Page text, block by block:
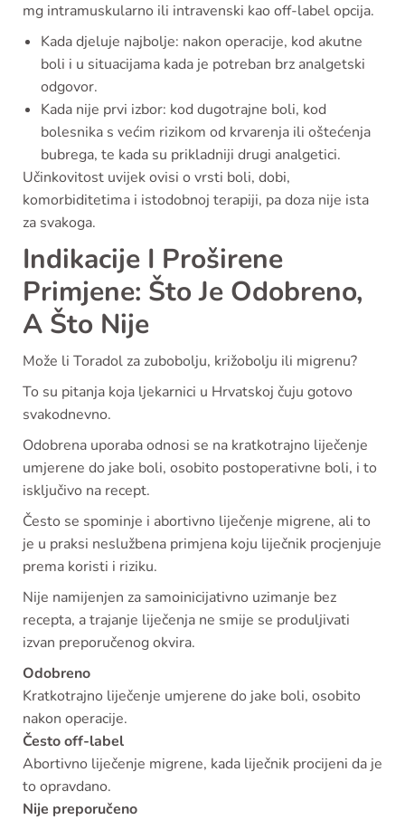
mg intramuskularno ili intravenski kao off-label opcija.
Kada djeluje najbolje: nakon operacije, kod akutne
boli i u situacijama kada je potreban brz analgetski
odgovor.
Kada nije prvi izbor: kod dugotrajne boli, kod
bolesnika s većim rizikom od krvarenja ili oštećenja
bubrega, te kada su prikladniji drugi analgetici.
Učinkovitost uvijek ovisi o vrsti boli, dobi,
komorbiditetima i istodobnoj terapiji, pa doza nije ista
za svakoga.
Indikacije I Proširene
Primjene: Što Je Odobreno,
A Što Nije
Može li Toradol za zubobolju, križobolju ili migrenu?
To su pitanja koja ljekarnici u Hrvatskoj čuju gotovo
svakodnevno.
Odobrena uporaba odnosi se na kratkotrajno liječenje
umjerene do jake boli, osobito postoperativne boli, i to
isključivo na recept.
Često se spominje i abortivno liječenje migrene, ali to
je u praksi neslužbena primjena koju liječnik procjenjuje
prema koristi i riziku.
Nije namijenjen za samoinicijativno uzimanje bez
recepta, a trajanje liječenja ne smije se produljivati
izvan preporučenog okvira.
Odobreno
Kratkotrajno liječenje umjerene do jake boli, osobito
nakon operacije.
Često off-label
Abortivno liječenje migrene, kada liječnik procijeni da je
to opravdano.
Nije preporučeno